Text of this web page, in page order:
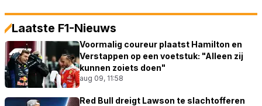
Laatste F1-Nieuws
Voormalig coureur plaatst Hamilton en
Verstappen op een voetstuk: "Alleen zij
kunnen zoiets doen"
aug 09, 11:58
Red Bull dreigt Lawson te slachtofferen